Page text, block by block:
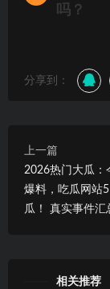
吗？
分享到：
上一篇
2026热门大瓜：
爆料，吃瓜网站
瓜！ 真实事件汇
相关推荐